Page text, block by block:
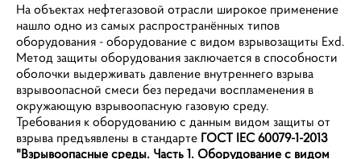
На объектах нефтегазовой отрасли широкое применение
нашло одно из самых распространённых типов
оборудования - оборудование с видом взрывозащиты Exd.
Метод защиты оборудования заключается в способности
оболочки выдерживать давление внутреннего взрыва
взрывоопасной смеси без передачи воспламенения в
окружающую взрывоопасную газовую среду.
Требования к оборудованию с данным видом защиты от
взрыва предъявлены в стандарте ГОСТ IEC 60079-1-2013
"Взрывоопасные среды. Часть 1. Оборудование с видом